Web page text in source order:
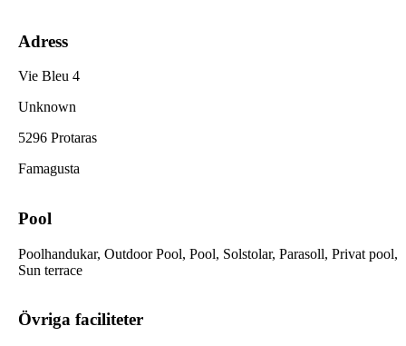
Adress
Vie Bleu 4
Unknown
5296 Protaras
Famagusta
Pool
Poolhandukar, Outdoor Pool, Pool, Solstolar, Parasoll, Privat pool,
Sun terrace
Övriga faciliteter